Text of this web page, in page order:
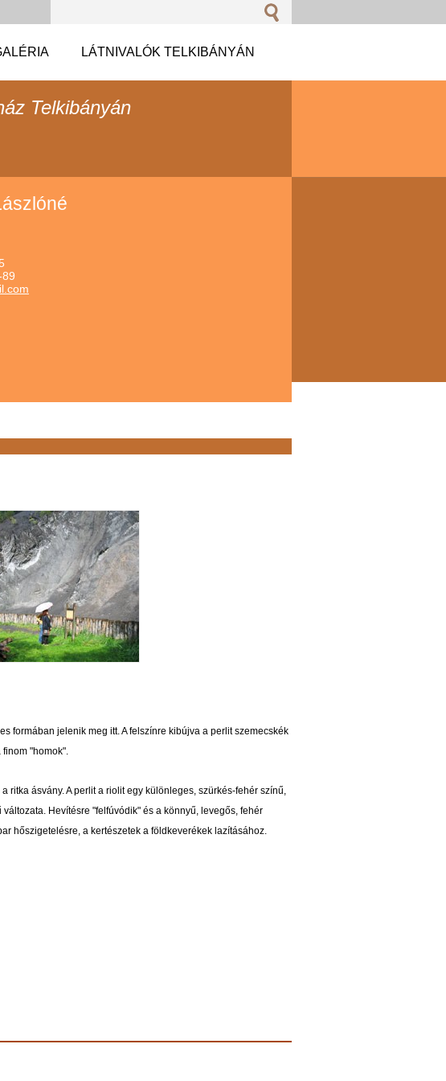
LÁTNIVALÓK TELKIBÁNYÁN
Telkibányán
m
formában jelenik meg itt. A felszínre kibújva a perlit szemecskék
"homok".
ritka ásvány. A perlit a riolit egy különleges, szürkés-fehér színű,
Hevítésre "felfúvódik" és a könnyű, levegős, fehér
hőszigetelésre, a kertészetek a földkeverékek lazításához.